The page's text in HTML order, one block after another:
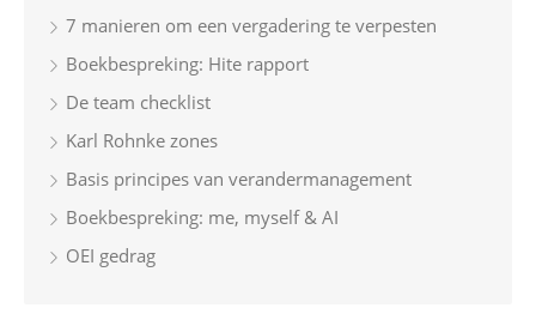
7 manieren om een vergadering te verpesten
Boekbespreking: Hite rapport
De team checklist
Karl Rohnke zones
Basis principes van verandermanagement
Boekbespreking: me, myself & AI
OEI gedrag